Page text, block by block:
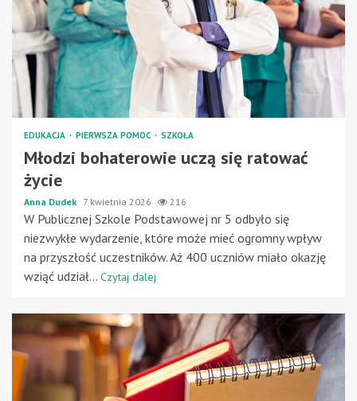
EDUKACJA PIERWSZA POMOC SZKOŁA
Młodzi bohaterowie uczą się ratować
życie
Anna Dudek 7 kwietnia 2026 216
W Publicznej Szkole Podstawowej nr 5 odbyło się
niezwykłe wydarzenie, które może mieć ogromny wpływ
na przyszłość uczestników. Aż 400 uczniów miało okazję
wziąć udział... Czytaj dalej